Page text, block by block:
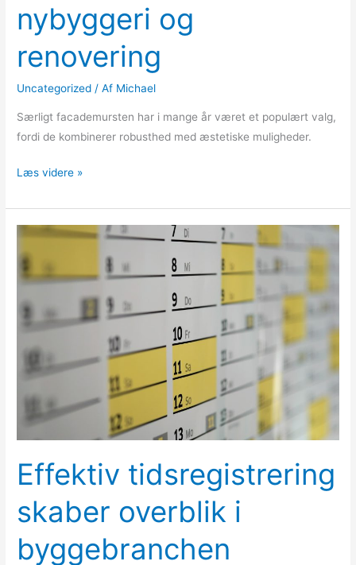
nybyggeri og
renovering
Uncategorized / Af Michael
Særligt facademursten har i mange år været et populært valg,
fordi de kombinerer robusthed med æstetiske muligheder.
Læs videre »
Effektiv tidsregistrering
skaber overblik i
byggebranchen
Effektiv
tidsregistrering
skaber
byggebranchen